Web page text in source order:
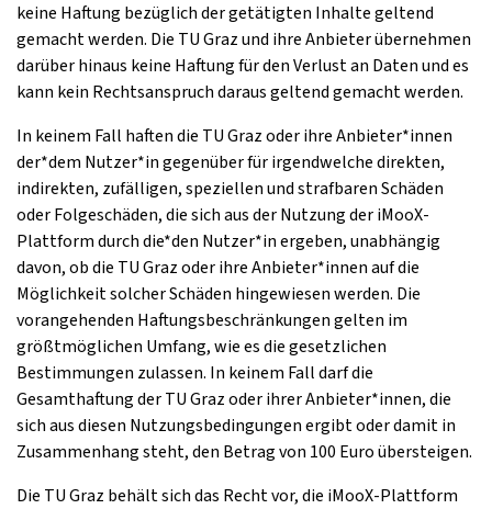
keine Haftung bezüglich der getätigten Inhalte geltend
gemacht werden. Die TU Graz und ihre Anbieter übernehmen
darüber hinaus keine Haftung für den Verlust an Daten und es
kann kein Rechtsanspruch daraus geltend gemacht werden.
In keinem Fall haften die TU Graz oder ihre Anbieter*innen
der*dem Nutzer*in gegenüber für irgendwelche direkten,
indirekten, zufälligen, speziellen und strafbaren Schäden
oder Folgeschäden, die sich aus der Nutzung der iMooX-
Plattform durch die*den Nutzer*in ergeben, unabhängig
davon, ob die TU Graz oder ihre Anbieter*innen auf die
Möglichkeit solcher Schäden hingewiesen werden. Die
vorangehenden Haftungsbeschränkungen gelten im
größtmöglichen Umfang, wie es die gesetzlichen
Bestimmungen zulassen. In keinem Fall darf die
Gesamthaftung der TU Graz oder ihrer Anbieter*innen, die
sich aus diesen Nutzungsbedingungen ergibt oder damit in
Zusammenhang steht, den Betrag von 100 Euro übersteigen.
Die TU Graz behält sich das Recht vor, die iMooX-Plattform